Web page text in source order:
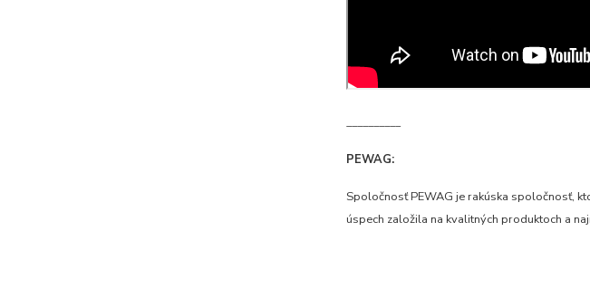
__________
PEWAG:
Spoločnosť PEWAG je rakúska spoločnosť,
úspech založila na kvalitných produktoch a